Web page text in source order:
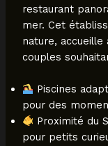
restaurant
mer. Cet
nature,
couples
Piscines
pour des
Proximité du
pour petits